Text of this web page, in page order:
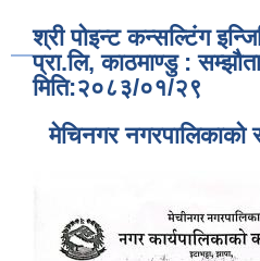
श्री पोइन्ट कन्सल्टिंग
प्रा.लि, काठमाण्डु :
मिति:२०८३/०१/२९
मेचिनगर नगरपालिकाको